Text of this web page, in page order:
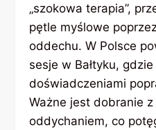
„szokowa terapia”,
pętle myślowe
oddechu. W Polsce
sesje w Bałtyku,
doświadczeniami
Ważne jest dobranie z
oddychaniem, co